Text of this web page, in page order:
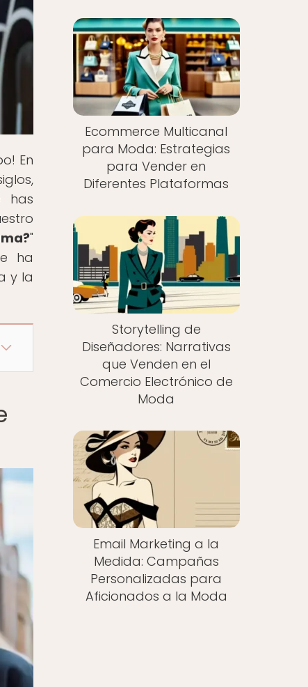
En
has
"
ha
y la
Ecommerce Multicanal
para Moda: Estrategias
para Vender en
Diferentes Plataformas
Storytelling de
Diseñadores: Narrativas
que Venden en el
Comercio Electrónico de
Moda
Email Marketing a la
Medida: Campañas
Personalizadas para
Aficionados a la Moda